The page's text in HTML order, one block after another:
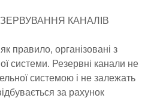
КАНАЛІВ
правило, організовані з
системи. Резервні канали не
системою і не залежать
за рахунок